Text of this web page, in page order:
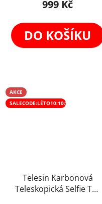
5,0
5
hvězdiček.
999 Kč
DO KOŠÍKU
AKCE
SALECODE:LÉTO10:10:%
Telesin Karbonová
Teleskopická Selfie Tyč
fototechniky a eventů.